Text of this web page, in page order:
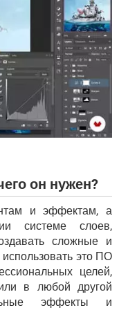
он нужен?
и эффектам, а
системе слоев,
сложные и
это ПО
целей,
в любой другой
эффекты и